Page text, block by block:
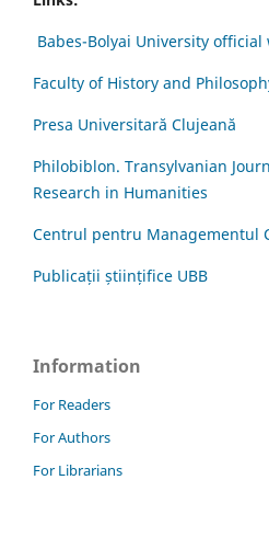
Babes-Bolyai University official
Faculty of History and
Presa Universitară Clujeană
Philobiblon. Transylvanian
Research in Humanities
Centrul pentru Managementul
Publicații științifice UBB
Information
For Readers
For Authors
For Librarians